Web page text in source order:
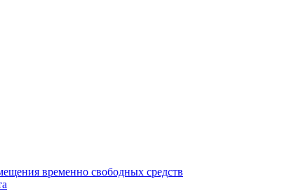
временно свободных средств